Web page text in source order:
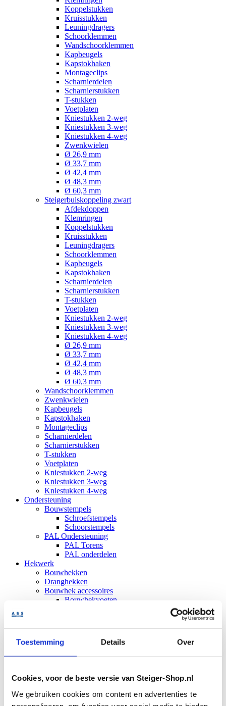
Toestemming Details Over
Cookies, voor de beste versie van Steiger-Shop.nl
We gebruiken cookies om content en advertenties te
Koppelstukken
Kruisstukken
Leuningdragers
Schoorklemmen
Wandschoorklemmen
Kapbeugels
Kapstokhaken
Montageclips
Scharnierdelen
Scharnierstukken
T-stukken
Voetplaten
Kniestukken 2-weg
Kniestukken 3-weg
Kniestukken 4-weg
Zwenkwielen
Ø 26,9 mm
Ø 33,7 mm
Ø 42,4 mm
Ø 48,3 mm
Ø 60,3 mm
Steigerbuiskoppeling zwart
Afdekdoppen
Klemringen
Koppelstukken
Kruisstukken
Leuningdragers
Schoorklemmen
Kapbeugels
Kapstokhaken
Scharnierdelen
Scharnierstukken
T-stukken
Voetplaten
Kniestukken 2-weg
Kniestukken 3-weg
Kniestukken 4-weg
Ø 26,9 mm
Ø 33,7 mm
Ø 42,4 mm
Ø 48,3 mm
Ø 60,3 mm
Wandschoorklemmen
Zwenkwielen
Kapbeugels
Kapstokhaken
Montageclips
Scharnierdelen
Scharnierstukken
T-stukken
Voetplaten
Kniestukken 2-weg
Kniestukken 3-weg
Kniestukken 4-weg
Ondersteuning
Bouwstempels
Schroefstempels
Schoorstempels
PAL Ondersteuning
PAL Torens
PAL onderdelen
Hekwerk
Bouwhekken
Dranghekken
Bouwhek accessoires
Bouwhekvoeten
Bouwheknetten
Bouwhekschoren
Hekpoorten
Stapelrekken
Stapelpallets
Stapelpallets gelakt